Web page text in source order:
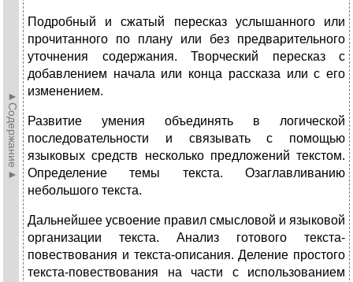
►Содержание►
Подробный и сжатый пересказ услышанного или
прочитанного по плану или без предварительного
уточнения содержания. Творческий пересказ с
добавлением начала или конца рассказа или с его
изменением.
Развитие умения объединять в логической
последовательности и связывать с помощью
языковых средств несколько предложений текстом.
Определение темы текста. Озаглавливанию
небольшого текста.
Дальнейшее усвоение правил смысловой и языковой
организации текста. Анализ готового текста-
повествования и текста-описания. Деление простого
текста-повествования на части с использованием